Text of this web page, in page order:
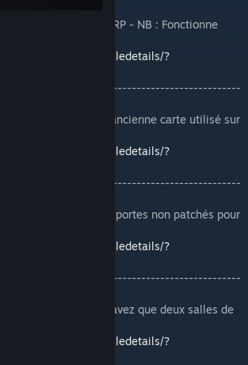
_RP - NB : Fonctionne
sharedfiles/filedetails/?
- NB : L'ancienne carte utilisé sur
sharedfiles/filedetails/?
- NB : Les portes non patchés pour
sharedfiles/filedetails/?
ver2 - NB : Vous n'avez que deux salles de
sharedfiles/filedetails/?